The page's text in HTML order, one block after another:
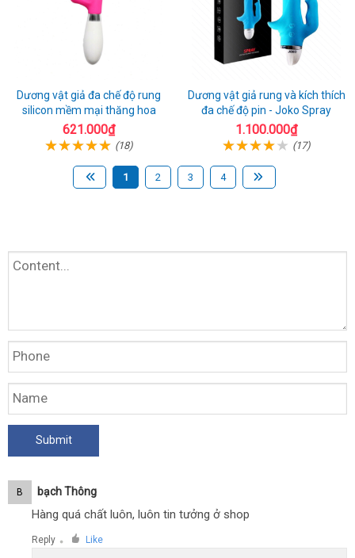
Dương vật giả đa chế độ rung
silicon mềm mại thăng hoa
621.000₫
(18)
Dương vật giả rung và kích thích
đa chế độ pin - Joko Spray
1.100.000₫
(17)
1 2 3 4
B Bạch Thông
Hàng quá chất luôn, luôn tin tưởng ở shop
Reply ● Like